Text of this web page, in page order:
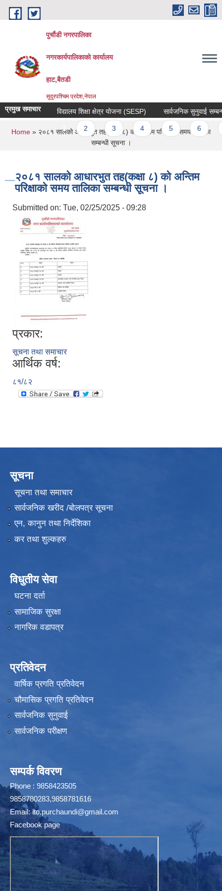
Skip to main content
पुर्चौडी नगरपालिका
नगरकार्यपालिकाकाे कार्यालय
हाट,बैतडी
सुदुरपश्चिम प्रदेश,नेपाल
प्रमुख समाचार विद्यालय शिक्षा क्षेत्र योजना (SESP) सार्वजनिक सुनुवाई
Pages
1 2 3 4 5 6
You are here
Home » २०८१ सालको आधारभुत तह(कक्षा ८) को अन्तिम परिक्षाको समय तालिका
सम्बन्धी सूचना ।
२०८१ सालको आधारभुत तह(कक्षा ८) को अन्तिम
परिक्षाको समय तालिका सम्बन्धी सूचना ।
Submitted on: Tue, 02/25/2025 - 09:28
प्रकार:
सूचना तथा समाचार
आर्थिक वर्ष:
८१/८२
सूचना
सूचना तथा समाचार
सार्वजनिक खरीद /बोलपत्र सूचना
एन, कानुन तथा निर्देशिका
कर तथा शुल्कहरु
विधुतीय सेवा
घटना दर्ता
सामाजिक सुरक्षा
नागरिक वडापत्र
प्रतिवेदन
वार्षिक प्रगति प्रतिवेदन
चौमासिक प्रगति प्रतिवेदन
सार्वजनिक सुनुवाई
सार्वजनिक परीक्षण
सम्पर्क विवरण
Phone : 9858423505
9858780283,9858781616
Email:ito.purchaundi@gmail.com
Facebook page